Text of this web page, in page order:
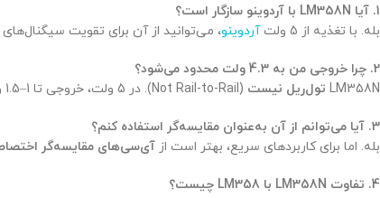
1. آیا LM358N با آردوینو سازگار است؟
بله. با تغذیه از 5 ولت
آردوینو، می‌توانید از آن برای تقویت
2. چرا خروجی من به 4.3 ولت محدود می‌شود؟
LM358N تول‌ریل نیست (Not Rail-to-Rail). در 5 ولت، خروجی تا 1–1.5 ولت زیر V+ می‌تواند برود.
3. آیا می‌توانم از آن به‌عنوان مقایسه‌گر استفاده کنم؟
بله. اما برای کاربردهای سریع، بهتر است از آی‌سی‌های مقایسه‌گر
4. تفاوت LM358N با LM358 چیست؟